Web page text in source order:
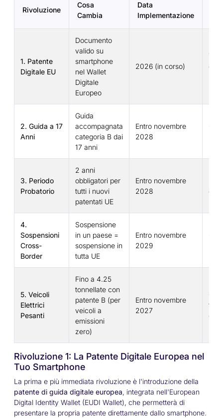
Rivoluzione
Cosa
Cambia
Data
Implementazione
1. Patente
Digitale EU
Documento
valido su
smartphone
nel Wallet
Digitale
Europeo
2026 (in corso)
2. Guida a 17
Anni
Guida
accompagnata
categoria B dai
17 anni
Entro novembre
2028
3. Periodo
Probatorio
2 anni
obbligatori per
tutti i nuovi
patentati UE
Entro novembre
2028
dal
4.
Sospensioni
Cross-
Border
Sospensione
in un paese =
sospensione in
tutta UE
Entro novembre
2029
5. Veicoli
Elettrici
Pesanti
Fino a 4.25
tonnellate con
patente B (per
veicoli a
emissioni
zero)
Entro novembre
2027
Rivoluzione 1: La Patente Digitale Europea nel
Tuo Smartphone
La prima e più immediata rivoluzione è l'introduzione della
patente di guida digitale europea, integrata nell'European
Digital Identity Wallet (EUDI Wallet), che permetterà di
presentare la propria patente direttamente dallo smartphone.